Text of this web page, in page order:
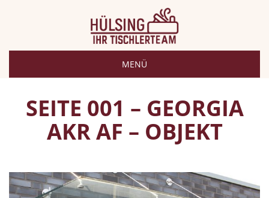
MENÜ
SEITE 001 – GEORGIA
AKR AF – OBJEKT